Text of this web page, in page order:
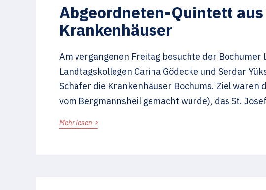
Abgeordneten-Quintett
Krankenhäuser
Am vergangenen Freitag besuchte der
Landtagskollegen Carina Gödecke und Serdar
Schäfer die Krankenhäuser Bochums. Ziel waren
vom Bergmannsheil gemacht wurde), das St.
Mehr lesen ›